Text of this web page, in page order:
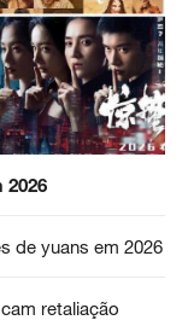
de yuans em 2026
retaliação